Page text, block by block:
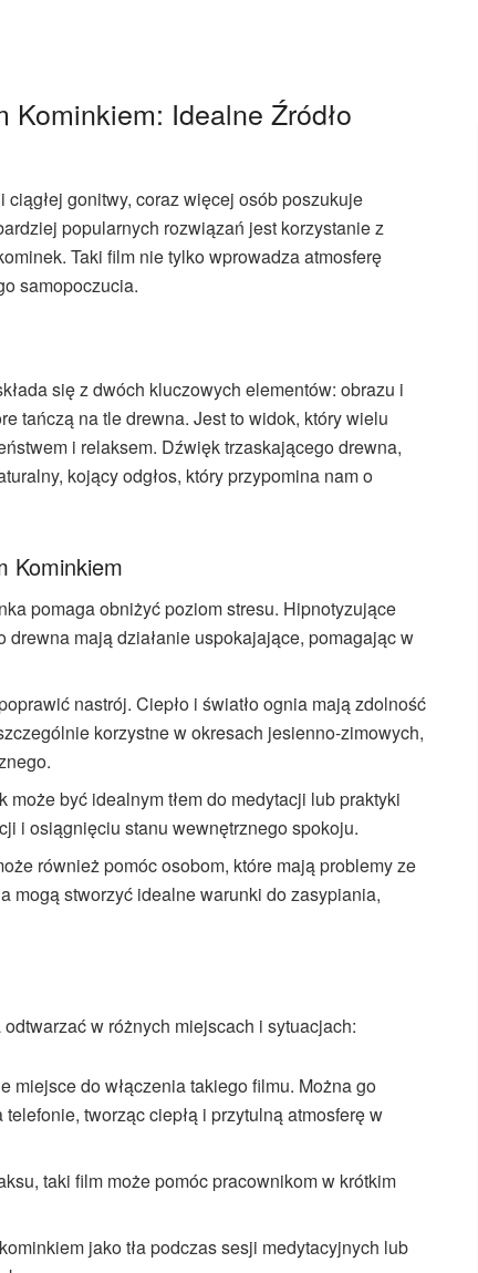
Idealne Źródło
gonitwy, coraz więcej osób poszukuje
popularnych rozwiązań jest korzystanie z
Taki film nie tylko wprowadza atmosferę
samopoczucia.
się z dwóch kluczowych elementów: obrazu i
tańczą na tle drewna. Jest to widok, który wielu
i relaksem. Dźwięk trzaskającego drewna,
kojący odgłos, który przypomina nam o
Kominkiem
pomaga obniżyć poziom stresu. Hipnotyzujące
mają działanie uspokajające, pomagając w
nastrój. Ciepło i światło ognia mają zdolność
korzystne w okresach jesienno-zimowych,
może być idealnym tłem do medytacji lub praktyki
i osiągnięciu stanu wewnętrznego spokoju.
również pomóc osobom, które mają problemy ze
mogą stworzyć idealne warunki do zasypiania,
w różnych miejscach i sytuacjach:
miejsce do włączenia takiego filmu. Można go
tworząc ciepłą i przytulną atmosferę w
taki film może pomóc pracownikom w krótkim
jako tła podczas sesji medytacyjnych lub